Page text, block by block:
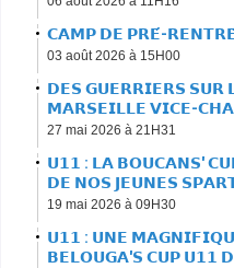
𝗖𝗔𝗠𝗣 𝗗𝗘 𝗣𝗥𝗘́-
03 août 2026 à 15H00
𝗗𝗘𝗦 𝗚𝗨𝗘𝗥𝗥𝗜𝗘𝗥𝗦 𝗦𝗨𝗥
𝗠𝗔𝗥𝗦𝗘𝗜𝗟𝗟𝗘 𝗩𝗜𝗖𝗘-
27 mai 2026 à 21H31
𝗨𝟭𝟭 : 𝗟𝗔 𝗕𝗢𝗨𝗖𝗔𝗡𝗦'
𝗗𝗘 𝗡𝗢𝗦 𝗝𝗘𝗨𝗡𝗘𝗦
19 mai 2026 à 09H30
𝗨𝟭𝟭 : 𝗨𝗡𝗘
𝗕𝗘𝗟𝗢𝗨𝗚𝗔'𝗦 𝗖𝗨𝗣 𝗨𝟭𝟭